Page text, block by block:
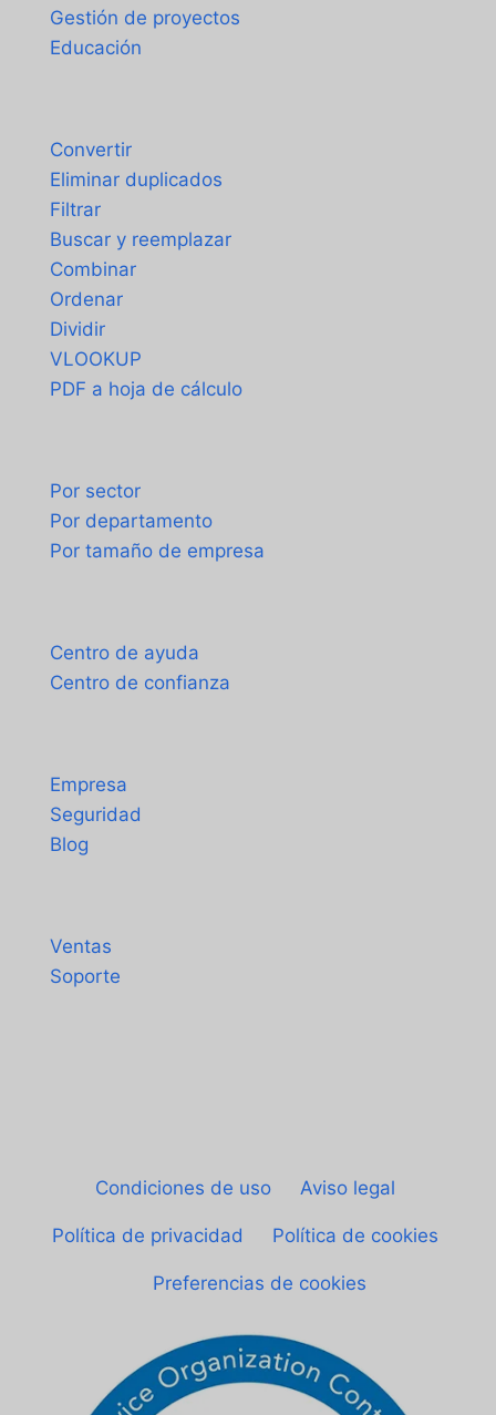
Gestión de proyectos
Educación
Convertir
Eliminar duplicados
Filtrar
Buscar y reemplazar
Combinar
Ordenar
Dividir
VLOOKUP
PDF a hoja de cálculo
Por sector
Por departamento
Por tamaño de empresa
Centro de ayuda
Centro de confianza
Empresa
Seguridad
Blog
Ventas
Soporte
Condiciones de uso| Aviso legal
Política de privacidad Política de cookies
Preferencias de cookies